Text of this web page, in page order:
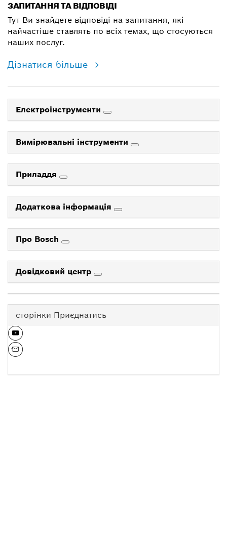
ЗАПИТАННЯ ТА ВІДПОВІДІ
Тут Ви знайдете відповіді на запитання, які
найчастіше ставлять по всіх темах, що стосуються
наших послуг.
Дізнатися більше
Електроінструменти
Вимірювальні інструменти
Приладдя
Додаткова інформація
Про Bosch
Довідковий центр
сторінки Приєднатись